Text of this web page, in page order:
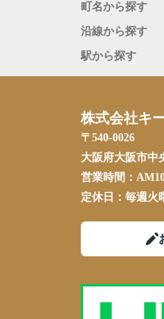
町名から探す
沿線から探す
駅から探す
株式会社キ
〒540-0026
大阪府大阪市中
営業時間：
定休日： 毎週火